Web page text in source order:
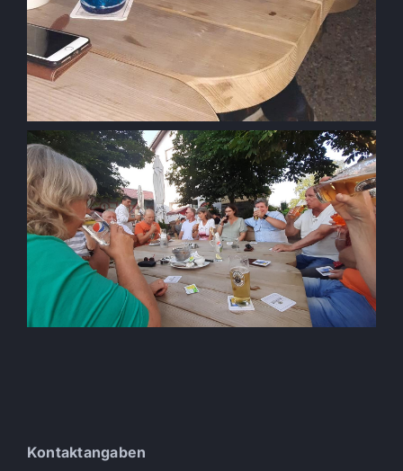
Kontaktangaben